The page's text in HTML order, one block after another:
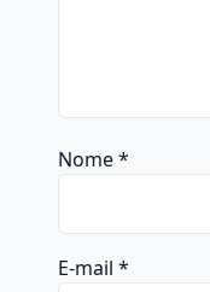
Nome*
E-mail *